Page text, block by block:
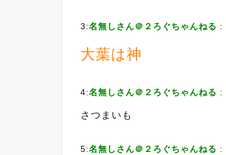
3:名無しさん＠２ろぐちゃんねる :
大葉は神
4:名無しさん＠２ろぐちゃんねる :
さつまいも
5:名無しさん＠２ろぐちゃんねる :